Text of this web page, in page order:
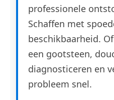
professionele
Schaffen met
beschikbaarheid.
een gootsteen,
diagnosticeren en
probleem snel.